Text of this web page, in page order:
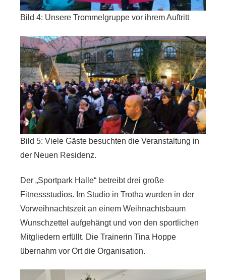
Bild 4: Unsere Trommelgruppe vor ihrem Auftritt
Bild 5: Viele Gäste besuchten die Veranstaltung in
der Neuen Residenz.
Der „Sportpark Halle“ betreibt drei große
Fitnessstudios. Im Studio in Trotha wurden in der
Vorweihnachtszeit an einem Weihnachtsbaum
Wunschzettel aufgehängt und von den sportlichen
Mitgliedern erfüllt. Die Trainerin Tina Hoppe
übernahm vor Ort die Organisation.